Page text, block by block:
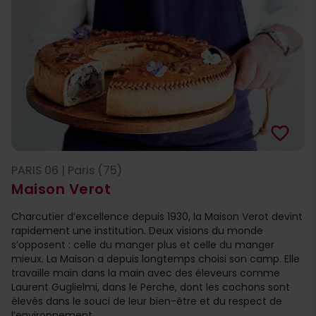
Maison Verot
favorite_border
PARIS 06 | Paris (75)
Charcutier d’excellence depuis 1930, la Maison Verot devint
rapidement une institution. Deux visions du monde
s’opposent : celle du manger plus et celle du manger
mieux. La Maison a depuis longtemps choisi son camp. Elle
travaille main dans la main avec des éleveurs comme
Laurent Guglielmi, dans le Perche, dont les cochons sont
élevés dans le souci de leur bien-être et du respect de